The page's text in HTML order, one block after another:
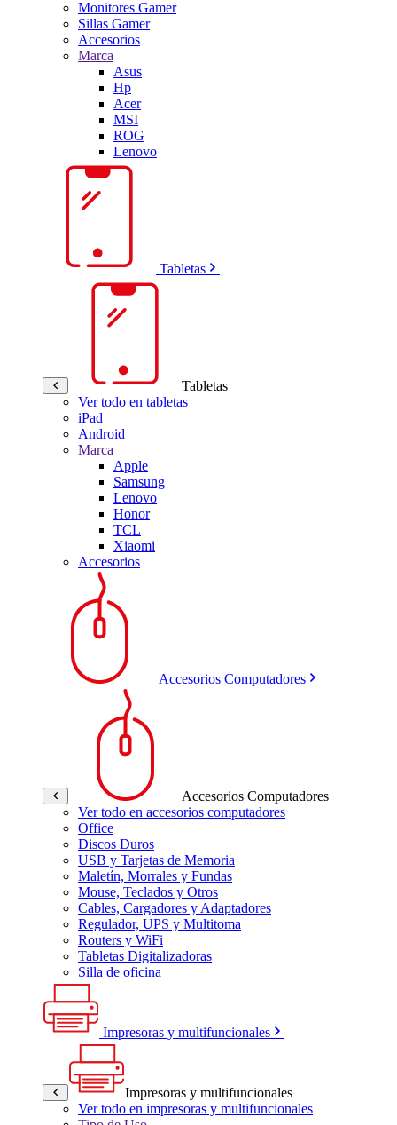
Monitores Gamer
Sillas Gamer
Accesorios
Marca
Asus
Hp
Acer
MSI
ROG
Lenovo
Tabletas
Tabletas
Ver todo en tabletas
iPad
Android
Marca
Apple
Samsung
Lenovo
Honor
TCL
Xiaomi
Accesorios
Accesorios Computadores
Accesorios Computadores
Ver todo en accesorios computadores
Office
Discos Duros
USB y Tarjetas de Memoria
Maletín, Morrales y Fundas
Mouse, Teclados y Otros
Cables, Cargadores y Adaptadores
Regulador, UPS y Multitoma
Routers y WiFi
Tabletas Digitalizadoras
Silla de oficina
Impresoras y multifuncionales
Impresoras y multifuncionales
Ver todo en impresoras y multifuncionales